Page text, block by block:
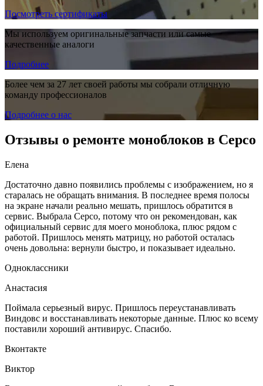
Посмотреть сертификаты
Мы используем оригинальные запчасти или самые
качественные аналоги
Подробнее
Более чем за 27 лет своей работы мы собрали отличную
команду профессионалов
Подробнее о нас
Отзывы о ремонте моноблоков в Серсо
Елена
Достаточно давно появились проблемы с изображением, но я
старалась не обращать внимания. В последнее время полосы
на экране начали реально мешать, пришлось обратится в
сервис. Выбрала Серсо, потому что он рекомендован, как
официальный сервис для моего моноблока, плюс рядом с
работой. Пришлось менять матрицу, но работой осталась
очень довольна: вернули быстро, и показывает идеально.
Одноклассники
Анастасия
Поймала серьезный вирус. Пришлось переустанавливать
Виндовс и восстанавливать некоторые данные. Плюс ко всему
поставили хороший антивирус. Спасибо.
Вконтакте
Виктор